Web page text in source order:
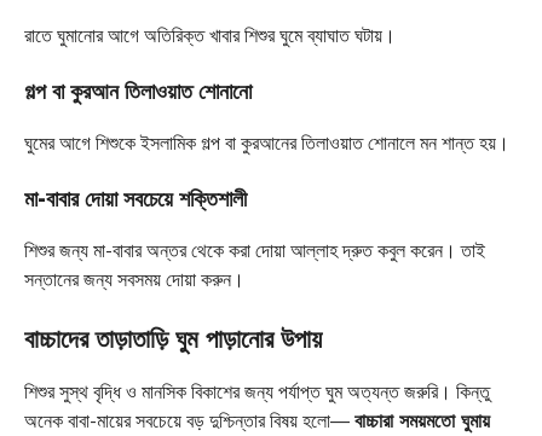
রাতে ঘুমানোর আগে অতিরিক্ত খাবার শিশুর ঘুমে ব্যাঘাত ঘটায়।
গল্প বা কুরআন তিলাওয়াত শোনানো
ঘুমের আগে শিশুকে ইসলামিক গল্প বা কুরআনের তিলাওয়াত শোনালে মন শান্ত হয়।
মা-বাবার দোয়া সবচেয়ে শক্তিশালী
শিশুর জন্য মা-বাবার অন্তর থেকে করা দোয়া আল্লাহ দ্রুত কবুল করেন। তাই
সন্তানের জন্য সবসময় দোয়া করুন।
বাচ্চাদের তাড়াতাড়ি ঘুম পাড়ানোর উপায়
শিশুর সুস্থ বৃদ্ধি ও মানসিক বিকাশের জন্য পর্যাপ্ত ঘুম অত্যন্ত জরুরি। কিন্তু
অনেক বাবা-মায়ের সবচেয়ে বড় দুশ্চিন্তার বিষয় হলো— বাচ্চারা সময়মতো ঘুমায়